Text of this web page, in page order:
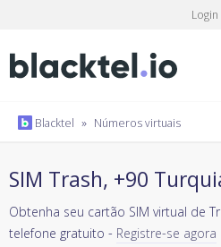
Login
Blacktel » Números virtuais
SIM Trash, +90
Obtenha seu cartão SIM virtual de
telefone gratuito - Registre-se agora